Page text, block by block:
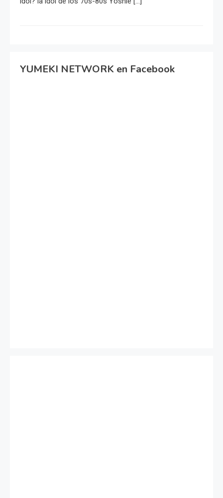
YUMEKI NETWORK en Facebook